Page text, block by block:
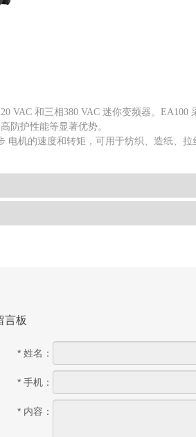
VAC 和三相380 VAC 迷你变频器。EA100
防护性能等显著优势。
电机的速度和转矩，可用于纺织、造纸、拉
言板
* 姓名：
* 手机：
* 内容：